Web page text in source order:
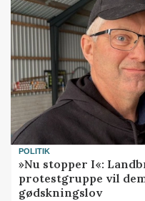
POLITIK
»Nu stopper I«:
protestgruppe vil
gødskningslov